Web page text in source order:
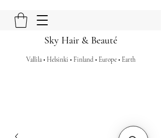
Sky Hair & Beauté
Vallila • Helsinki • Finland • Europe • Earth